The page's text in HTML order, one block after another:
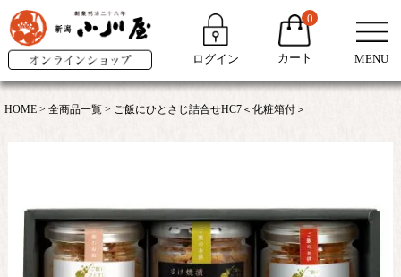
ログイン
0
カート MENU
HOME 全商品一覧 ご飯にひとさじ詰合せHC7＜化粧箱付＞